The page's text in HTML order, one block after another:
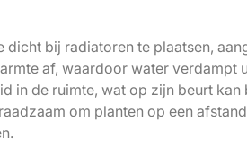
dicht bij radiatoren te plaatsen,
af, waardoor water verdampt
in de ruimte, wat op zijn beurt
om planten op een